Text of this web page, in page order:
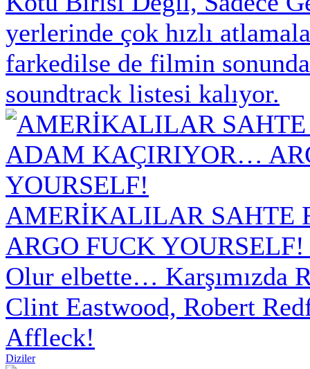
yerlerinde çok hızlı
farkedilse de filmin
soundtrack listesi kalıyor.
AMERİKALILAR
ARGO FUCK YOURSELF!
Olur elbette… Karşımızda
Clint Eastwood, Robert
Affleck!
Diziler